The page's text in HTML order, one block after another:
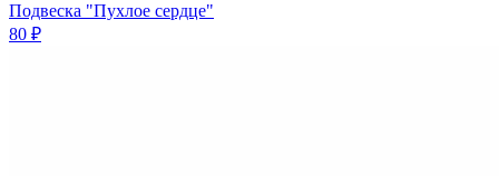
Подвеска "Пухлое сердце"
80 ₽